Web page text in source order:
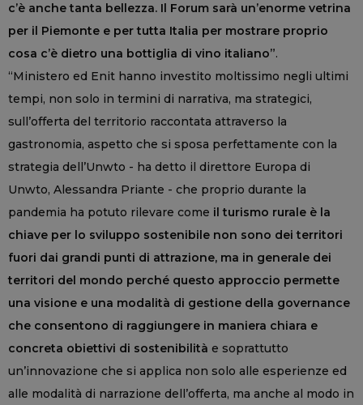
c’è anche tanta bellezza. Il Forum sarà un’enorme vetrina
per il Piemonte e per tutta Italia per mostrare proprio
cosa c’è dietro una bottiglia di vino italiano”.
“Ministero ed Enit hanno investito moltissimo negli ultimi
tempi, non solo in termini di narrativa, ma strategici,
sull’offerta del territorio raccontata attraverso la
gastronomia, aspetto che si sposa perfettamente con la
strategia dell’Unwto - ha detto il direttore Europa di
Unwto, Alessandra Priante - che proprio durante la
pandemia ha potuto rilevare come il turismo rurale è la
chiave per lo sviluppo sostenibile non sono dei territori
fuori dai grandi punti di attrazione, ma in generale dei
territori del mondo perché questo approccio permette
una visione e una modalità di gestione della governance
che consentono di raggiungere in maniera chiara e
concreta obiettivi di sostenibilità e soprattutto
un’innovazione che si applica non solo alle esperienze ed
alle modalità di narrazione dell’offerta, ma anche al modo in